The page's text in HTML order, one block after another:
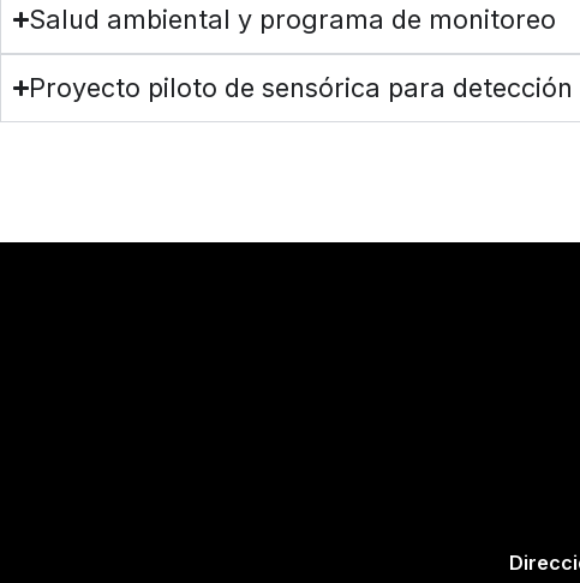
Salud ambiental y programa de monitoreo
Proyecto piloto de sensórica para